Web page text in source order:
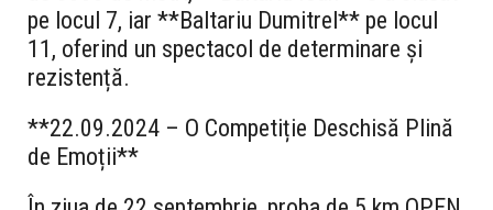
pe locul 7, iar **Baltariu Dumitrel** pe locul
11, oferind un spectacol de determinare și
rezistență.
**22.09.2024 – O Competiție Deschisă Plină
de Emoții**